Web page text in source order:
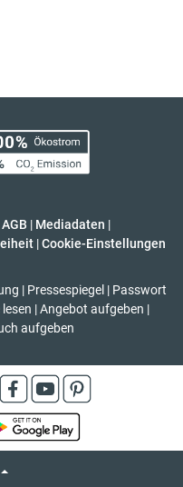
AGB | Mediadaten |
| Cookie-Einstellungen
| Pressespiegel | Passwort
| Angebot aufgeben |
aufgeben